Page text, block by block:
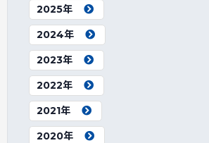
2025年
2024年
2023年
2022年
2021年
2020年